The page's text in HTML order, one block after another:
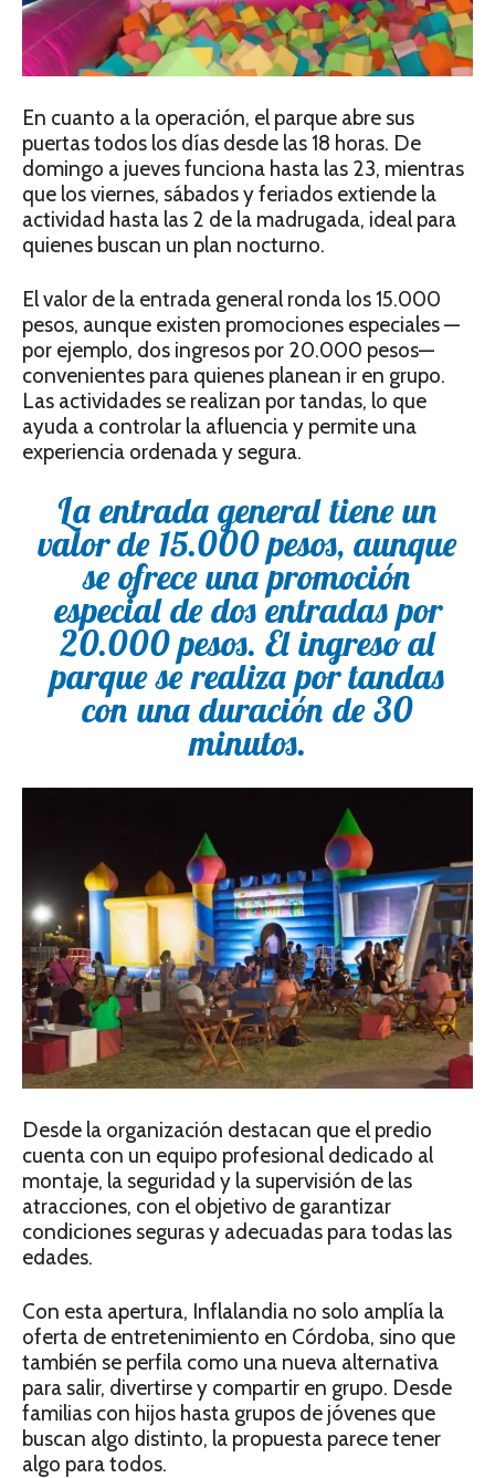
En cuanto a la operación, el parque abre sus
puertas todos los días desde las 18 horas. De
domingo a jueves funciona hasta las 23, mientras
que los viernes, sábados y feriados extiende la
actividad hasta las 2 de la madrugada, ideal para
quienes buscan un plan nocturno.
El valor de la entrada general ronda los 15.000
pesos, aunque existen promociones especiales —
por ejemplo, dos ingresos por 20.000 pesos—
convenientes para quienes planean ir en grupo.
Las actividades se realizan por tandas, lo que
ayuda a controlar la afluencia y permite una
experiencia ordenada y segura.
La entrada general tiene un
valor de 15.000 pesos, aunque
se ofrece una promoción
especial de dos entradas por
20.000 pesos. El ingreso al
parque se realiza por tandas
con una duración de 30
minutos.
Desde la organización destacan que el predio
cuenta con un equipo profesional dedicado al
montaje, la seguridad y la supervisión de las
atracciones, con el objetivo de garantizar
condiciones seguras y adecuadas para todas las
edades.
Con esta apertura, Inflalandia no solo amplía la
oferta de entretenimiento en Córdoba, sino que
también se perfila como una nueva alternativa
para salir, divertirse y compartir en grupo. Desde
familias con hijos hasta grupos de jóvenes que
buscan algo distinto, la propuesta parece tener
algo para todos.